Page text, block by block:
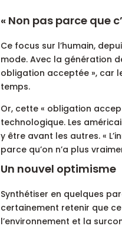
« Non pas parce que
Ce focus sur l’humain,
mode. Avec la génération
obligation acceptée », car
temps.
Or, cette « obligation
technologique. Les
y être avant les autres. «
parce qu’on n’a plus
Un nouvel optimisme
Synthétiser en quelques
certainement retenir que
l’environnement et la